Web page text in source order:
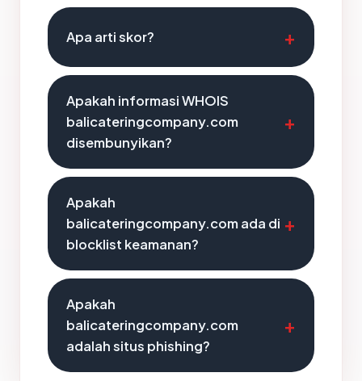
Apa arti skor?
Apakah informasi WHOIS
balicateringcompany.com
disembunyikan?
Apakah
balicateringcompany.com ada di
blocklist keamanan?
Apakah
balicateringcompany.com
adalah situs phishing?